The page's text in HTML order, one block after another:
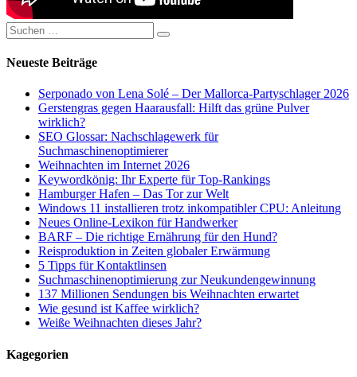
Suchen
nach:
Suchen
Neueste Beiträge
Serponado von Lena Solé – Der Mallorca-Partyschlager 2026
Gerstengras gegen Haarausfall: Hilft das grüne Pulver
wirklich?
SEO Glossar: Nachschlagewerk für
Suchmaschinenoptimierer
Weihnachten im Internet 2026
Keywordkönig: Ihr Experte für Top-Rankings
Hamburger Hafen – Das Tor zur Welt
Windows 11 installieren trotz inkompatibler CPU: Anleitung
Neues Online-Lexikon für Handwerker
BARF – Die richtige Ernährung für den Hund?
Reisproduktion in Zeiten globaler Erwärmung
5 Tipps für Kontaktlinsen
Suchmaschinenoptimierung zur Neukundengewinnung
137 Millionen Sendungen bis Weihnachten erwartet
Wie gesund ist Kaffee wirklich?
Weiße Weihnachten dieses Jahr?
Kagegorien